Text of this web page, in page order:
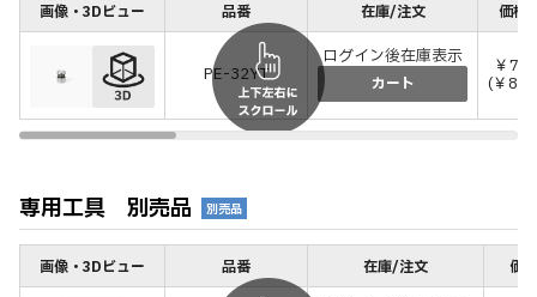
画像・3Dビュー 品番 在庫/注文 価格(
PE-32YT
ログイン後在庫表示
カート
￥
(￥
専用工具 別売品 別売品
画像・3Dビュー 品番 在庫/注文 価